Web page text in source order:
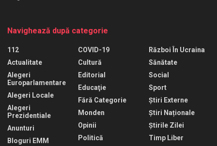
Navighează după categorie
112
Actualitate
Alegeri
Europarlamentare
Alegeri Locale
Alegeri
Prezidentiale
Anunturi
Bloguri EMM
COVID-19
Cultură
Editorial
Educaţie
Fără Categorie
Monden
Opinii
Politică
Război În Ucraina
Sănătate
Social
Sport
Știri Externe
Știri Naționale
Știrile Zilei
Timp Liber